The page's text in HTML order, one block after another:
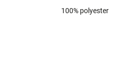
100% polyester